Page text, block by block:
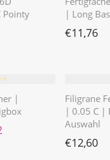
Pointy
| Long
€11,76
|
Preis war: €24,29
Aktueller Preis ist: €16,72.
Filigrane
| 0.05 C |
Auswahl
€12,60